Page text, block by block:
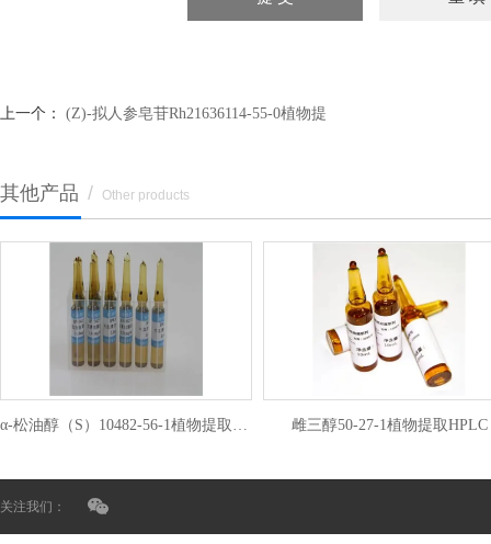
上一个： (Z)-拟人参皂苷Rh21636114-55-0植物提
其他产品 / Other products
α-松油醇（S）10482-56-1植物提取HPLC 雌三醇50-27-1植物提取HPLC
关注我们：